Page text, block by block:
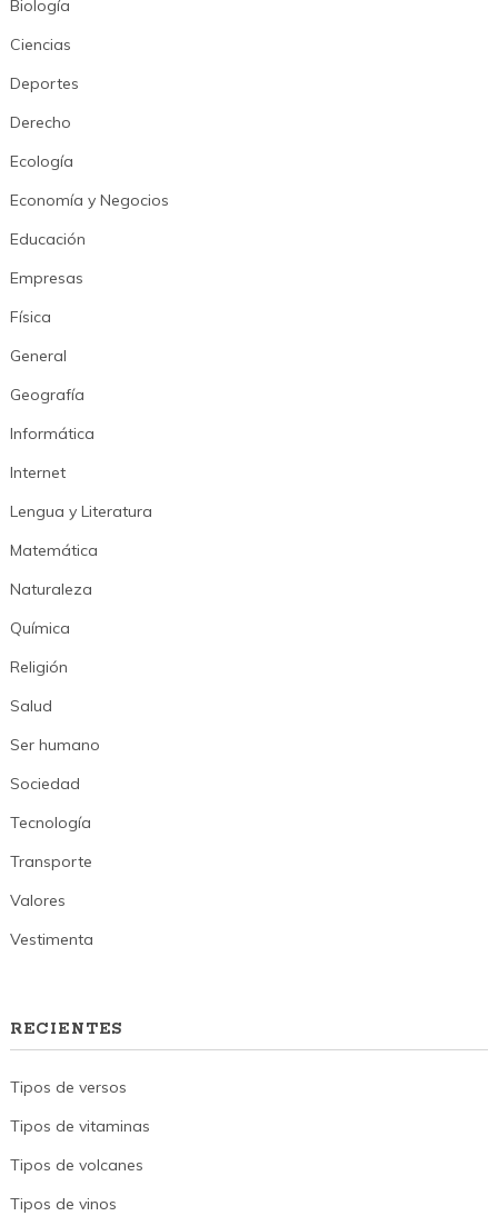
Biología
Ciencias
Deportes
Derecho
Ecología
Economía y Negocios
Educación
Empresas
Física
General
Geografía
Informática
Internet
Lengua y Literatura
Matemática
Naturaleza
Química
Religión
Salud
Ser humano
Sociedad
Tecnología
Transporte
Valores
Vestimenta
RECIENTES
Tipos de versos
Tipos de vitaminas
Tipos de volcanes
Tipos de vinos